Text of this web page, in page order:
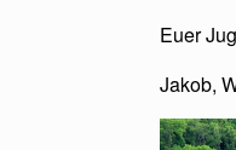
Euer
Jakob,